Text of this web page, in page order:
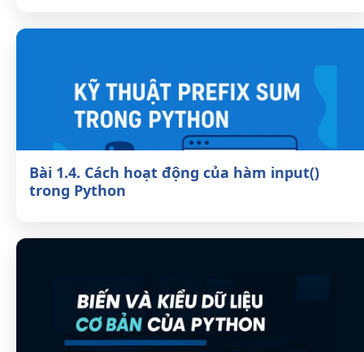
Bài 1.4. Cách hoạt động của hàm input()
trong Python